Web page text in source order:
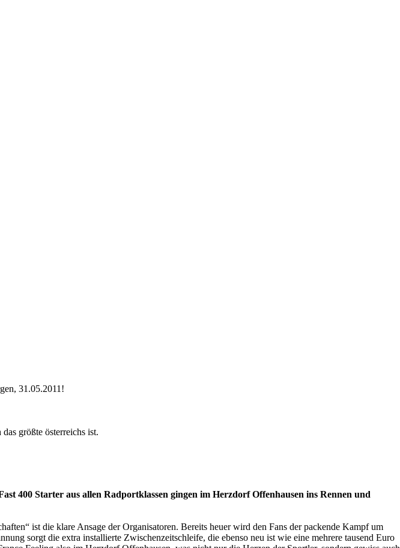
31.05.2011!
größte österreichs ist.
400 Starter aus allen Radportklassen gingen im Herzdorf Offenhausen ins Rennen und
ist die klare Ansage der Organisatoren. Bereits heuer wird den Fans der packende Kampf um
sorgt die extra installierte Zwischenzeitschleife, die ebenso neu ist wie eine mehrere tausend Euro